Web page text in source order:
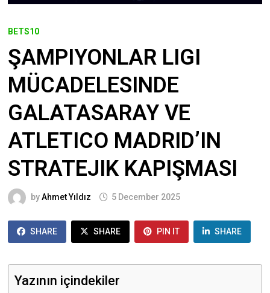
BETS10
ŞAMPIYONLAR LIGI
MÜCADELESINDE
GALATASARAY VE
ATLETICO MADRID’IN
STRATEJIK KAPIŞMASI
byAhmet Yıldız 5 December 2025
SHARE SHARE PIN IT SHARE
Yazının içindekiler